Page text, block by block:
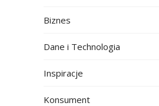
Biznes
Dane i Technologia
Inspiracje
Konsument